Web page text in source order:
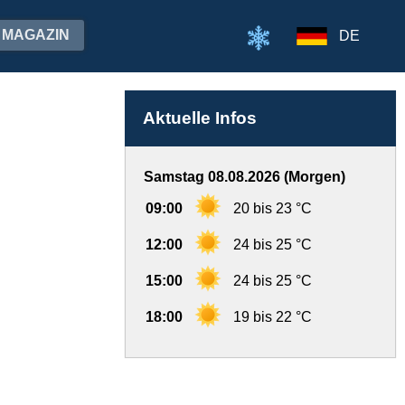
MAGAZIN DE
Aktuelle Infos
Samstag 08.08.2026 (Morgen)
09:00 20 bis 23 °C
12:00 24 bis 25 °C
15:00 24 bis 25 °C
18:00 19 bis 22 °C